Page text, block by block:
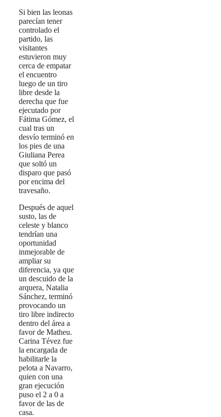
Si bien las leonas
parecían tener
controlado el
partido, las
visitantes
estuvieron muy
cerca de empatar
el encuentro
luego de un tiro
libre desde la
derecha que fue
ejecutado por
Fátima Gómez, el
cual tras un
desvío terminó en
los pies de una
Giuliana Perea
que soltó un
disparo que pasó
por encima del
travesaño.
Después de aquel
susto, las de
celeste y blanco
tendrían una
oportunidad
inmejorable de
ampliar su
diferencia, ya que
un descuido de la
arquera, Natalia
Sánchez, terminó
provocando un
tiro libre indirecto
dentro del área a
favor de Matheu.
Carina Tévez fue
la encargada de
habilitarle la
pelota a Navarro,
quien con una
gran ejecución
puso el 2 a 0 a
favor de las de
casa.